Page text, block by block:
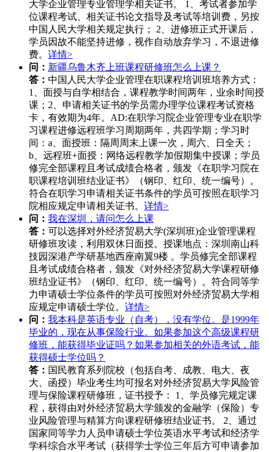
大学企业管理专业管理学相关证书。 1、考试者参加学
位课程考试、相关证书论文指导及考试等培训费，另按
中国人民大学相关规定执行； 2、进修班正式开课后，
学员因故不能坚持进修，视作自动放弃学习，不退进修
费。 详情>
问： 新疆乌鲁木齐上班课程研修班怎么上课？
答： 中国人民大学企业管理在职课程培训班培养方式：
1、面授与自学相结合，课程教学时间两年，业余时间授
课；2、申请相关证书的学员需办理学位课程考试资格
卡，有效期为4年。AD:在职学习院企业管理专业在职学
习课程进修远程班学习周期两年，共四学期；学习时
间：a、面授班：隔周周末上课一次，周六、日全天；
b、远程班+面授：网络远程教学加假期集中授课；学员
修完全部课程且考试成绩合格者，颁发《在职学习院在
职课程培训班结业证书》（钢印、红印、统一编号）。
符合在职学习申请相关证书条件的学员可按照在职学习
院相应规定申请相关证书。 详情>
问： 我在深圳，请问怎么上课
答： 可以选择对外经济贸易大学(深圳班)企业管理课程
研修班攻读，利用双休日面授。授课地点：深圳南山科
技园深港产学研基地西座南翼9楼 。学员修完全部课程
且考试成绩合格者，颁发《对外经济贸易大学课程研修
班结业证书》（钢印、红印、统一编号）。符合同等学
力申请硕士学位条件的学员可按照对外经济贸易大学相
应规定申请硕士学位。 详情>
问： 我本科是英语专业（自考），没有学位。是1999年
毕业的，现在从事保险行业。如果参加这个高级课程研
修班，能获得毕业证吗？如果参加相关的外语考试，能
获得硕士学位吗？
答： 国民教育系列院校（包括自考、成教、电大、夜
大、函授）毕业考生均可报名对外经济贸易大学风险管
理与保险课程研修班，证书授予： 1、学员修完规定课
程，获得由对外经济贸易大学颁发的金融学（保险）专
业风险管理与精算方向课程研修班结业证书。 2、通过
国家同等学力人员申请硕士学位英语水平考试和经济学
学科综合水平考试（获得学士学位三年后方可申请参加